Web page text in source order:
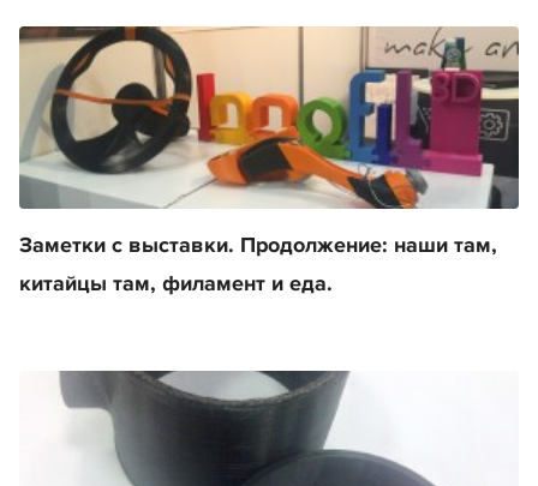
Заметки с выставки. Продолжение: наши там,
китайцы там, филамент и еда.